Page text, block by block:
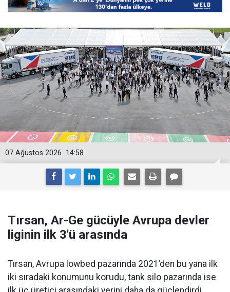
14:58
07 Ağustos 2026
Tırsan, Ar-Ge gücüyle Avrupa devler
liginin ilk 3'ü arasında
Tırsan, Avrupa lowbed pazarında 2021’den bu yana ilk
iki sıradaki konumunu korudu, tank silo pazarında ise